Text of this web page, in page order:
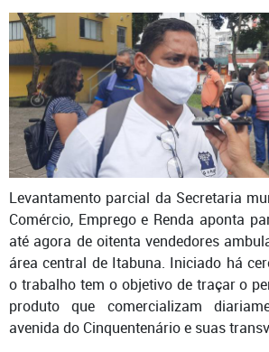
Levantamento parcial da Secretaria
Comércio, Emprego e Renda aponta
até agora de oitenta vendedores
área central de Itabuna. Iniciado há
o trabalho tem o objetivo de traçar o
produto que comercializam
avenida do Cinquentenário e suas